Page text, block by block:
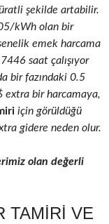
şekilde artabilir.
kWh olan bir
emek harcama
saat çalışıyor
bir fazındaki 0.5
extra bir harcamaya,
için görüldüğü
gidere neden olur.
olan değerli
TAMIRI VE